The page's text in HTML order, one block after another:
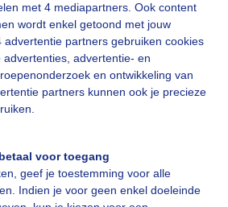
met 4 mediapartners. Ook content
wordt enkel getoond met jouw
advertentie partners gebruiken cookies
advertentie- en
en ontwikkeling van
partners kunnen ook je precieze
voor toegang
geef je toestemming voor alle
Indien je voor geen enkel doeleinde